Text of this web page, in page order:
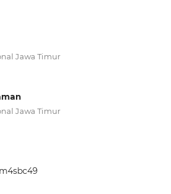
Jawa Timur
Jawa Timur